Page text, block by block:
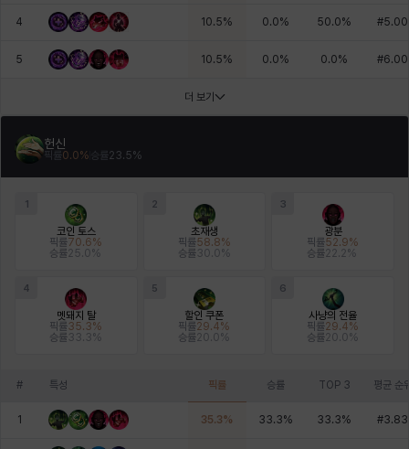
4 10.5% 0.0% 50.0% #5.00
5 10.5% 0.0% 0.0% #6.00
더 보기
헌신
픽률 0.0% 승률 23.5%
1
코인 토스
픽률
승률
70.6%
25.0%
2
초재생
픽률
승률
58.8%
30.0%
3
광분
픽률
승률
52.9%
22.2%
4
멧돼지 탈
픽률
승률
35.3%
33.3 %
5
할인 쿠폰
픽률
승률
29.4%
20.0%
6
사냥의 전율
픽률
승률
29.4%
20.0%
# 특성 픽률 승률 TOP 3 평균 순
1 35.3% 33.3% 33.3% #3.83